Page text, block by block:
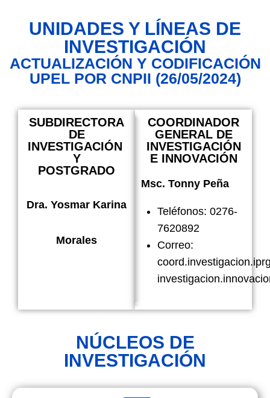
UNIDADES Y LÍNEAS DE
INVESTIGACIÓN
ACTUALIZACIÓN Y CODIFICACIÓN
UPEL POR CNPII (26/05/2024)
SUBDIRECTORA
DE
INVESTIGACIÓN
Y
POSTGRADO
Dra. Yosmar Karina
Morales
COORDINADOR
GENERAL DE
INVESTIGACIÓN
E INNOVACIÓN
Msc. Tonny Peña
Teléfonos: 0276-
7620892
Correo:
NÚCLEOS DE
INVESTIGACIÓN